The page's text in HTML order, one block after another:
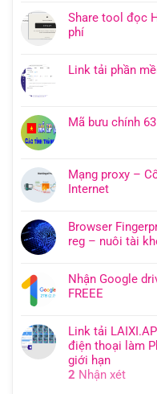
Share tool đọc
phí
Link tải phần
Mã bưu chính
Mạng proxy –
Internet
Browser
reg – nuôi tài
Nhận Google
FREEE
Link tải
điện thoại làm
giới hạn
2 Nhận xét